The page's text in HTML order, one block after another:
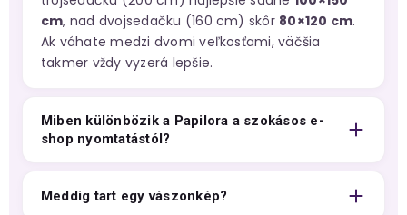
cm, nad dvojsedačku (160 cm) skôr 80×120 cm.
Ak váhate medzi dvomi veľkosťami, väčšia
takmer vždy vyzerá lepšie.
Miben különbözik a Papilora a szokásos e-
shop nyomtatástól?
Meddig tart egy vászonkép?